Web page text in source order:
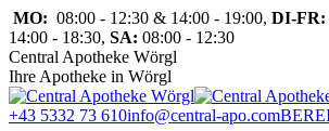
Zum
Inhalt
springen
MO: 08:00 - 12:30 & 14:00 - 19:00, DI-FR:
14:00 - 18:30, SA: 08:00 - 12:30
Central Apotheke Wörgl
Ihre Apotheke in Wörgl
+43 5332 73 610info@central-apo.com